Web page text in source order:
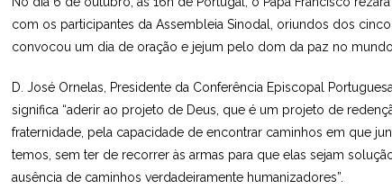
com os participantes da Assembleia Sinodal, oriundos dos
convocou um dia de oração e jejum pelo dom da paz no mundo.
D. José Ornelas, Presidente da Conferência Episcopal
significa “aderir ao projeto de Deus, que é um projeto de
fraternidade, pela capacidade de encontrar caminhos em que
temos, sem ter de recorrer às armas para que elas sejam
ausência de caminhos verdadeiramente humanizadores”.